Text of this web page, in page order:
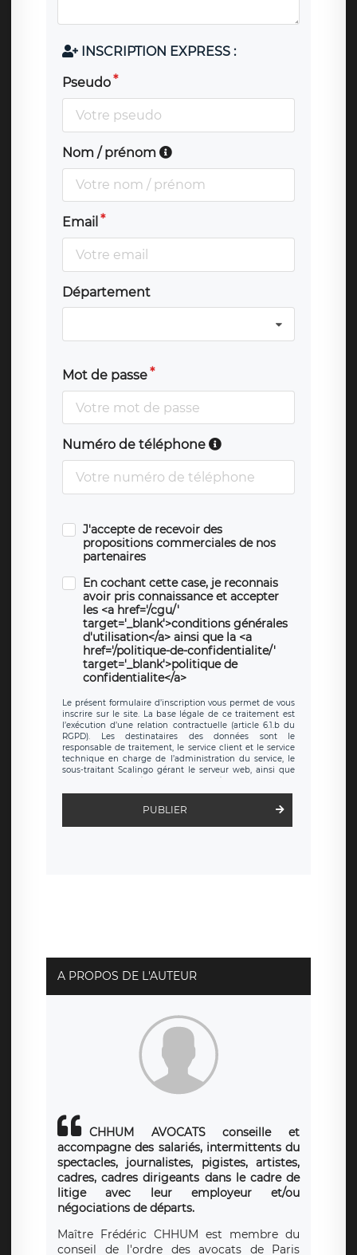
INSCRIPTION EXPRESS :
Pseudo
Nom / prénom
Email
Département
Mot de passe
Numéro de téléphone
J'accepte de recevoir des
propositions commerciales de nos
partenaires
En cochant cette case, je reconnais
avoir pris connaissance et accepter
les <a href='/cgu/'
target='_blank'>conditions générales
d'utilisation</a> ainsi que la <a
href='/politique-de-confidentialite/'
target='_blank'>politique de
confidentialite</a>
Le présent formulaire d’inscription vous permet de vous
inscrire sur le site. La base légale de ce traitement est
l’exécution d’une relation contractuelle (article 6.1.b du
RGPD). Les destinataires des données sont le
responsable de traitement, le service client et le service
technique en charge de l’administration du service, le
sous-traitant Scalingo gérant le serveur web, ainsi que
toute personne légalement autorisée. Le formulaire
d’inscription est hébergé sur un serveur hébergé par
clauses de
protection conformes au RGPD
. Les données collectées
sont conservées jusqu’à ce que l’Internaute en sollicite la
rue Léopold Sédar Senghor, joignable à l’adresse mail :
responsabledetraitement@legavox.fr. Vous avez
également le droit d’introduire une réclamation auprès
d’une autorité de contrôle.
PUBLIER
A PROPOS DE L'AUTEUR
CHHUM AVOCATS conseille et
accompagne des salariés, intermittents du
spectacles, journalistes, pigistes, artistes,
cadres, cadres dirigeants dans le cadre de
litige avec leur employeur et/ou
négociations de départs.
Maître Frédéric CHHUM est membre du
conseil de l'ordre des avocats de Paris